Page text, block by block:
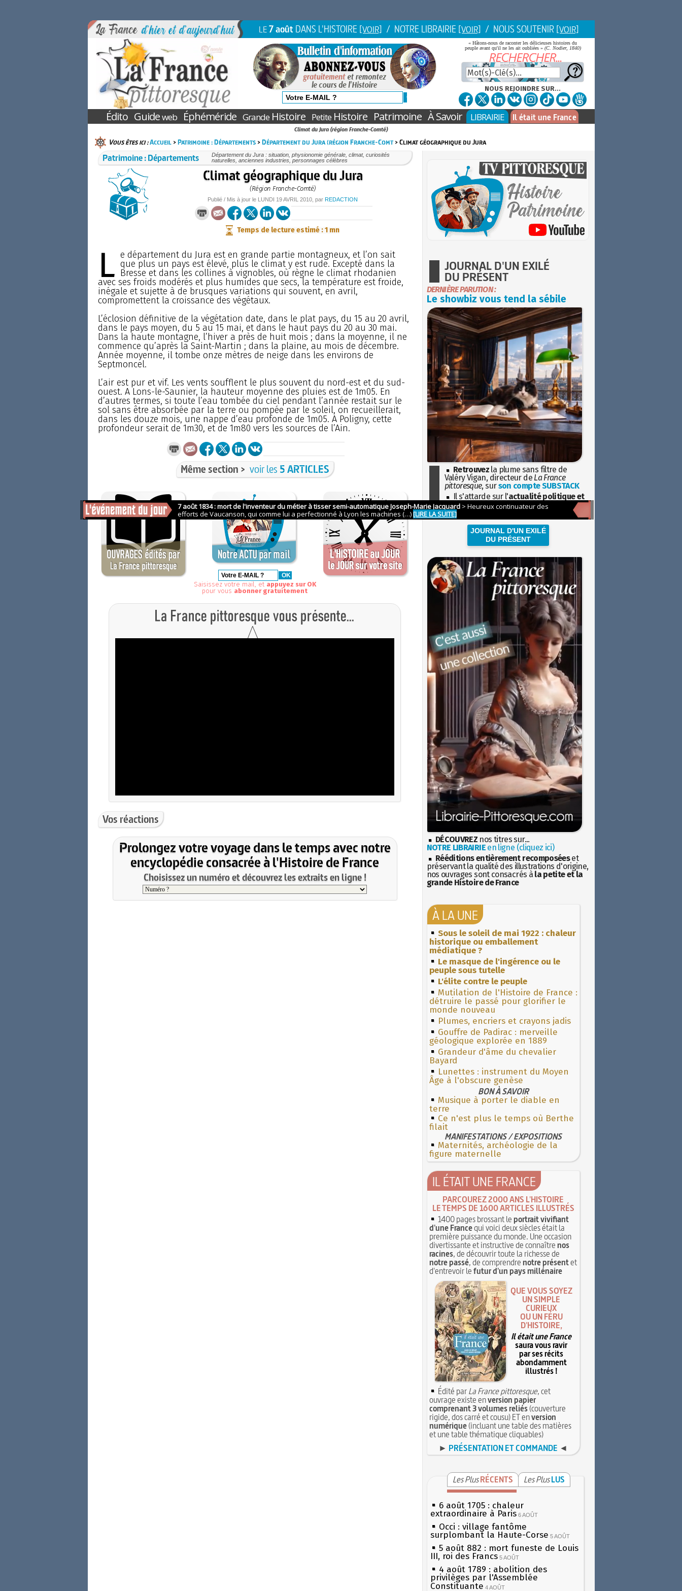
LE7 août DANS L'HISTOIRE [VOIR] / NOTRE LIBRAIRIE [VOIR] / NOUS SOUTENIR [VOIR]
« Hâtons-nous de raconter les délicieuses histoires du
peuple avant qu'il ne les ait oubliées » (C. Nodier, 1840)
NOUS REJOINDRE SUR...
Édito Guideweb Éphéméride GrandeHistoire PetiteHistoire Patrimoine À Savoir LIBRAIRIE Il était une France
Climat du Jura (région Franche-Comté)
Vous êtes ici :Accueil>Patrimoine : Départements>Département du Jura (région Franche-Comt> Climat géographique du Jura
Patrimoine : Départements
Département du Jura : situation, physionomie générale, climat, curiosités
naturelles, anciennes industries, personnages célèbres
Climat géographique du Jura
(Région Franche-Comté)
Publié / Mis à jour le LUNDI 19 AVRIL 2010 , par REDACTION
Temps de lecture estimé : 1 mn
L e département du Jura est en grande partie montagneux, et l’on sait
que plus un pays est élevé, plus le climat y est rude. Excepté dans la
Bresse et dans les collines à vignobles, où règne le climat rhodanien
avec ses froids modérés et plus humides que secs, la température est froide,
inégale et sujette à de brusques variations qui souvent, en avril,
compromettent la croissance des végétaux.
L’éclosion définitive de la végétation date, dans le plat pays, du 15 au 20 avril,
dans le pays moyen, du 5 au 15 mai, et dans le haut pays du 20 au 30 mai.
Dans la haute montagne, l’hiver a près de huit mois ; dans la moyenne, il ne
commence qu’après la Saint-Martin ; dans la plaine, au mois de décembre.
Année moyenne, il tombe onze mètres de neige dans les environs de
Septmoncel.
L’air est pur et vif. Les vents soufflent le plus souvent du nord-est et du sud-
ouest. A Lons-le-Saunier, la hauteur moyenne des pluies est de 1m05. En
d’autres termes, si toute l’eau tombée du ciel pendant l’année restait sur le
sol sans être absorbée par la terre ou pompée par le soleil, on recueillerait,
dans les douze mois, une nappe d’eau profonde de 1m05. A Poligny, cette
profondeur serait de 1m30, et de 1m80 vers les sources de l’Ain.
Même section > voir les 5 ARTICLES
Saisissez votre mail, et appuyez sur OK
pour vous abonner gratuitement
Vos réactions
Prolongez votre voyage dans le temps avec notre
encyclopédie consacrée à l'Histoire de France
Choisissez un numéro et découvrez les extraits en ligne !
JOURNAL D'UN EXILÉ
DU PRÉSENT
DERNIÈRE PARUTION :
Le showbiz vous tend la sébile
Retrouvez la plume sans filtre de
Valéry Vigan, directeur de La France
pittoresque, surson compte SUBSTACK
Il s'attarde sur l'actualité politique et
sociétaleavec la hauteur de vue de
l'Histoire
JOURNAL D'UN EXILÉ
DU PRÉSENT
DÉCOUVREZ nos titres sur...
NOTRE LIBRAIRIEen ligne (cliquez ici)
Rééditions entièrement recomposéeset
préservant la qualité des illustrations d'origine,
nos ouvrages sont consacrés à la petite et la
grande Histoire de France
À LA UNE
Sous le soleil de mai 1922 : chaleur
historique ou emballement
médiatique ?
Le masque de l'ingérence ou le
peuple sous tutelle
L'élite contre le peuple
Mutilation de l'Histoire de France :
détruire le passé pour glorifier le
monde nouveau
Plumes, encriers et crayons jadis
Gouffre de Padirac : merveille
géologique explorée en 1889
Grandeur d'âme du chevalier
Bayard
Lunettes : instrument du Moyen
Âge à l'obscure genèse
BON À SAVOIR
Musique à porter le diable en
terre
Ce n'est plus le temps où Berthe
filait
MANIFESTATIONS / EXPOSITIONS
Maternités, archéologie de la
figure maternelle
IL ÉTAIT UNE FRANCE
PARCOUREZ 2000 ANS L'HISTOIRE
LE TEMPS DE 1600 ARTICLES ILLUSTRÉS
1400 pages brossant leportrait vivifiant
d'une Francequi voici deux siècles était la
première puissance du monde. Une occasion
divertissante et instructive de connaîtrenos
racines, de découvrir toute la richesse de
notre passé, de comprendrenotre présentet
d'entrevoir lefutur d'un pays millénaire
QUE VOUS SOYEZ
UN SIMPLE
CURIEUX
OU UN FÉRU
D'HISTOIRE,
Il était une France
saura vous ravir
par ses récits
abondamment
illustrés !
Édité parLa France pittoresque, cet
ouvrage existe enversion papier
comprenant 3 volumes reliés(couverture
rigide, dos carré et cousu) ET enversion
numérique(incluant une table des matières
et une table thématique cliquables)
► PRÉSENTATION ET COMMANDE ◄
Les Plus RÉCENTS Les Plus LUS
6 août 1705 : chaleur
extraordinaire à Paris 6 AOÛT
Occi : village fantôme
surplombant la Haute-Corse 5 AOÛT
5 août 882 : mort funeste de Louis
III, roi des Francs 5 AOÛT
4 août 1789 : abolition des
privilèges par l'Assemblée
Constituante 4 AOÛT